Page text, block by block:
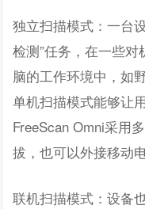
独立扫描模式：一台
检测”任务，在一些
脑的工作环境中，如
单机扫描模式能够让
FreeScan Omni采用
拔，也可以外接移动
联机扫描模式：设备